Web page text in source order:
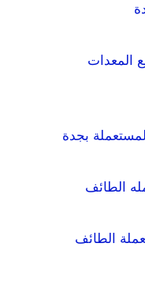
المعدات
بجدة
الطائف
الطائف